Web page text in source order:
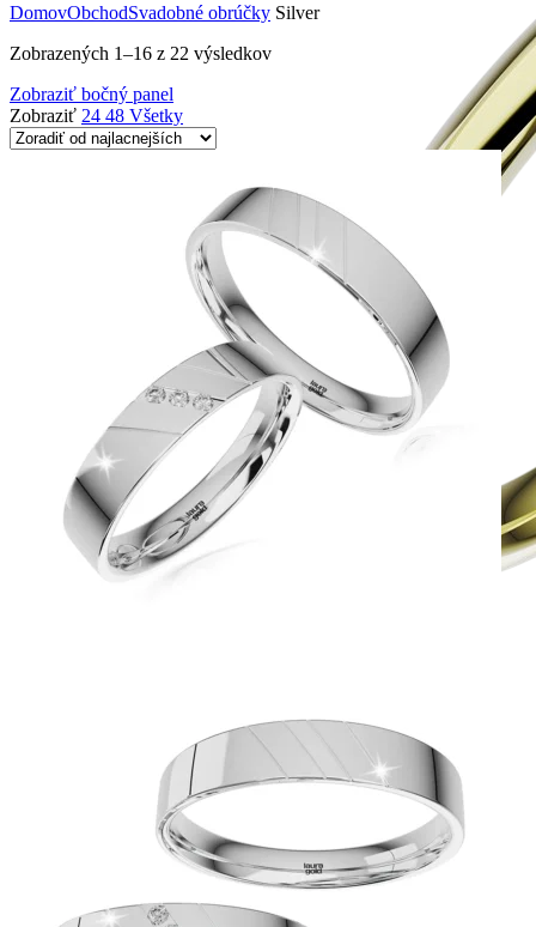
Jewel of Love
Zásnubné prstne z kolekcie Jewel of Love.
DomovObchodSvadobné obrúčky Silver
Zobrazených 1–16 z 22 výsledkov
Zobraziť bočný panel
Zobraziť 24 48 Všetky